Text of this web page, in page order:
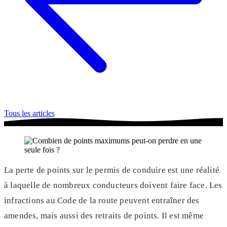
Tous les articles
La perte de points sur le permis de conduire est une réalité
à laquelle de nombreux conducteurs doivent faire face. Les
infractions au Code de la route peuvent entraîner des
amendes, mais aussi des retraits de points. Il est même